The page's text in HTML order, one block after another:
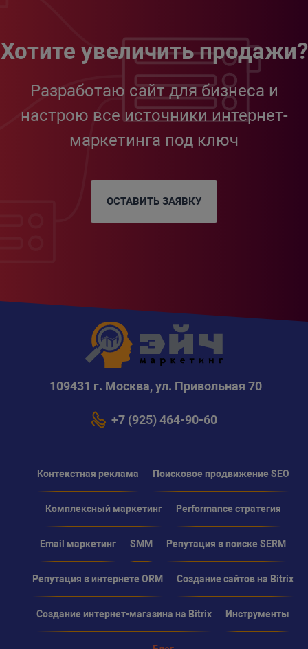
Хотите увеличить продажи?
Разработаю сайт для бизнеса и
настрою все источники интернет-
маркетинга под ключ
ОСТАВИТЬ ЗАЯВКУ
109431 г. Москва, ул. Привольная 70
+7 (925) 464-90-60
Контекстная реклама Поисковое продвижение SEO
Комплексный маркетинг Performance стратегия
Email маркетинг SMM Репутация в поиске SERM
Репутация в интернете ORM Создание сайтов на Bitrix
Создание интернет-магазина на Bitrix Инструменты